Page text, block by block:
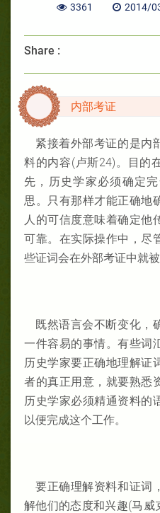
3361 2014/
Share :
内部考证
紧接着外部考证的是内
料的内容(卢斯24)。目的
先， 历史学 家必须确定
思。只有那样才能正确地
人的可信度意味着确定他
可靠。在实际操作中，尽
些证词会在外部考证中就
既然语言会不断变化，
一件容易的事情。有些词
历史学家要正确地理解证
者的真正用意，就要熟悉
历史学家必须精通资料的
以便完成这个工作。
要正确理解资料和证词
解他们的态度和兴趣(马 威